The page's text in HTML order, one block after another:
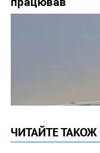
ЧИТАЙТЕ ТАКОЖ